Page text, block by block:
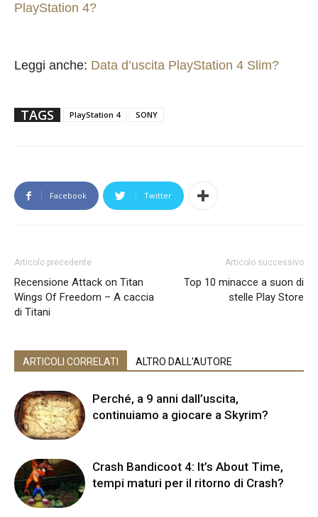
PlayStation 4?
Leggi anche: Data d’uscita PlayStation 4 Slim?
TAGS PlayStation 4 SONY
Facebook Twitter
Articolo precedente
Recensione Attack on Titan
Wings Of Freedom – A caccia
di Titani
Articolo successivo
Top 10 minacce a suon di
stelle Play Store
ARTICOLI CORRELATI ALTRO DALL'AUTORE
Perché, a 9 anni dall’uscita,
continuiamo a giocare a Skyrim?
Crash Bandicoot 4: It’s About Time,
tempi maturi per il ritorno di Crash?